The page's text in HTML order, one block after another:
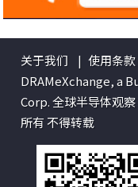
关于我们 | 使用条款
DRAMeXchange, a
Corp. 全球半导体观
所有 不得转载